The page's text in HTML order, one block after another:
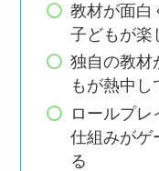
教材が面白
子どもが楽
独自の教材
もが熱中し
ロールプレ
仕組みがゲ
る